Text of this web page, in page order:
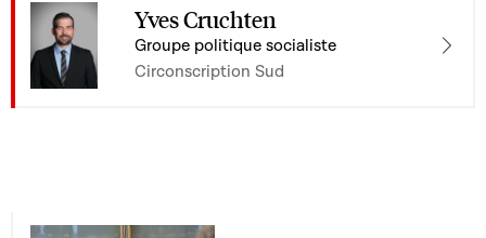
Yves Cruchten
Groupe politique socialiste
Circonscription Sud